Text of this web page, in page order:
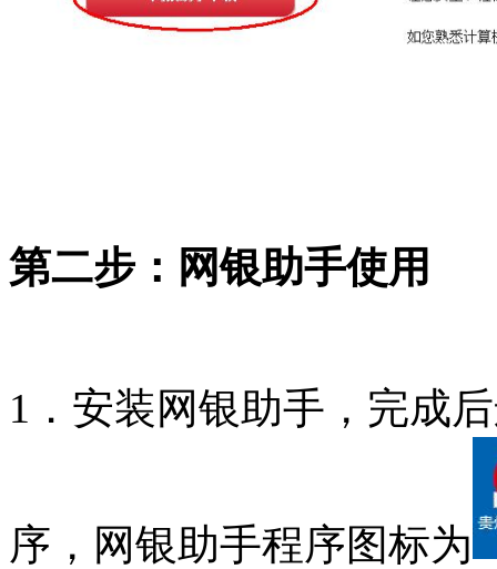
第二步：网银助手使用
1．安装网银助手，完成
序，网银助手程序图标为